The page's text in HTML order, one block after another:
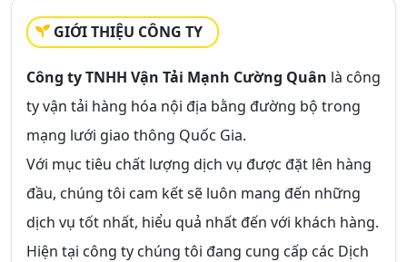
GIỚI THIỆU CÔNG TY
Công ty TNHH Vận Tải Mạnh Cường Quân là công
ty vận tải hàng hóa nội địa bằng đường bộ trong
mạng lưới giao thông Quốc Gia.
Với mục tiêu chất lượng dịch vụ được đặt lên hàng
đầu, chúng tôi cam kết sẽ luôn mang đến những
dịch vụ tốt nhất, hiểu quả nhất đến với khách hàng.
Hiện tại công ty chúng tôi đang cung cấp các Dịch